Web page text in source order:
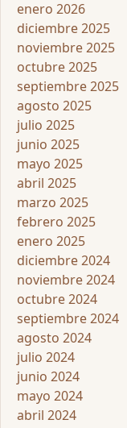
enero 2026
diciembre 2025
noviembre 2025
octubre 2025
septiembre 2025
agosto 2025
julio 2025
junio 2025
mayo 2025
abril 2025
marzo 2025
febrero 2025
enero 2025
diciembre 2024
noviembre 2024
octubre 2024
septiembre 2024
agosto 2024
julio 2024
junio 2024
mayo 2024
abril 2024